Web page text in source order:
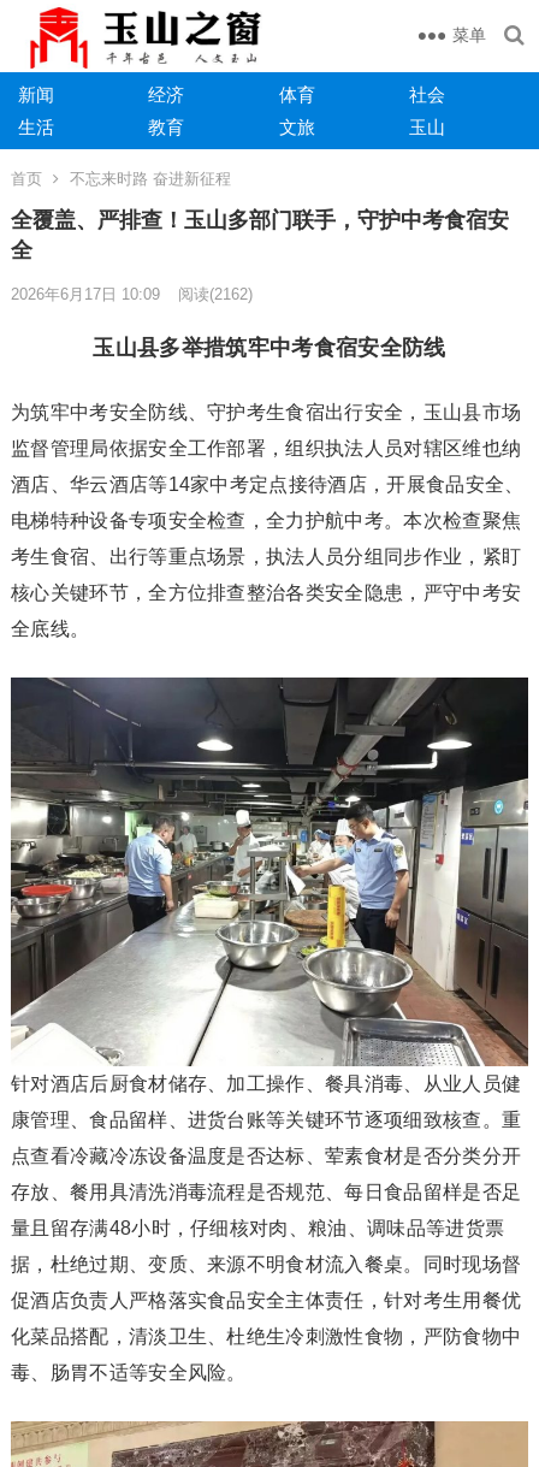
菜单
新闻 经济 体育
社会
生活
教育 文旅 玉山
首页 不忘来时路 奋进新征程
全覆盖、严排查！玉山多部门联手，守护中考食宿安
全
2026年6月17日 10:09 阅读(2162)
玉山县多举措筑牢中考食宿安全防线
为筑牢中考安全防线、守护考生食宿出行安全，玉山县市场
监督管理局依据安全工作部署，组织执法人员对辖区维也纳
酒店、华云酒店等14家中考定点接待酒店，开展食品安全、
电梯特种设备专项安全检查，全力护航中考。本次检查聚焦
考生食宿、出行等重点场景，执法人员分组同步作业，紧盯
核心关键环节，全方位排查整治各类安全隐患，严守中考安
全底线。
针对酒店后厨食材储存、加工操作、餐具消毒、从业人员健
康管理、食品留样、进货台账等关键环节逐项细致核查。重
点查看冷藏冷冻设备温度是否达标、荤素食材是否分类分开
存放、餐用具清洗消毒流程是否规范、每日食品留样是否足
量且留存满48小时，仔细核对肉、粮油、调味品等进货票
据，杜绝过期、变质、来源不明食材流入餐桌。同时现场督
促酒店负责人严格落实食品安全主体责任，针对考生用餐优
化菜品搭配，清淡卫生、杜绝生冷刺激性食物，严防食物中
毒、肠胃不适等安全风险。